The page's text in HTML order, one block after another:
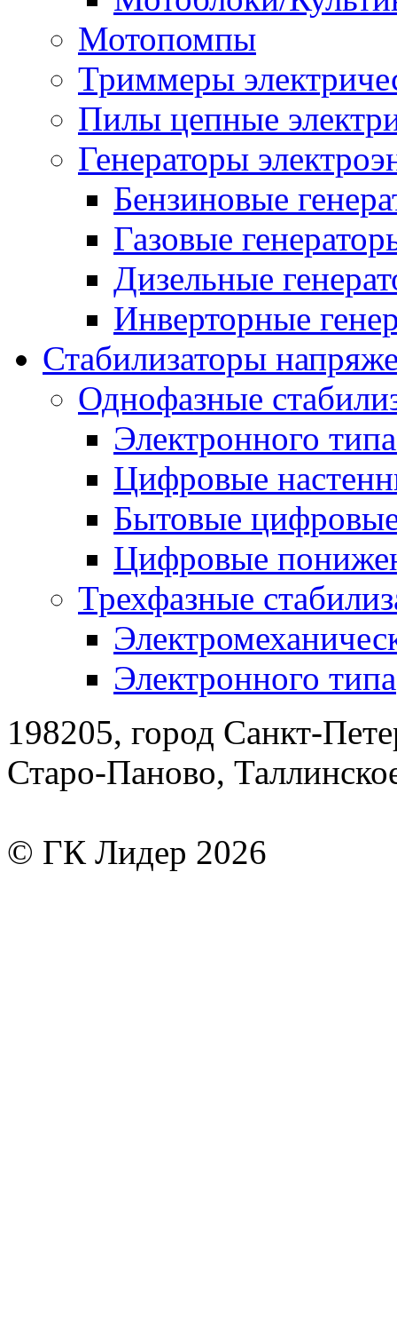
Мотопомпы
Триммеры
Пилы цепные
Генераторы
Бензиновые
Газовые
Дизельные
Инверторные
Стабилизаторы
Однофазные
Электронного
Цифровые
Бытовые
Цифровые
Трехфазные
Электронного типа
198205, город Санкт-
Старо-Паново,
© ГК Лидер 2026